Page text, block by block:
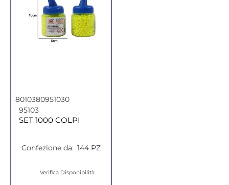
8010380951030
95103
SET 1000 COLPI
Confezione da: 144 PZ
Verifica Disponibilità